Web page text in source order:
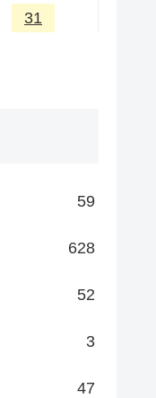
31
59
628
52
3
47